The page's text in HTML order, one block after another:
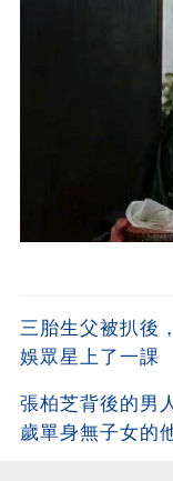
三胎生父被扒後
娛眾星上了一課
張柏芝背後的男
歲單身無子女的